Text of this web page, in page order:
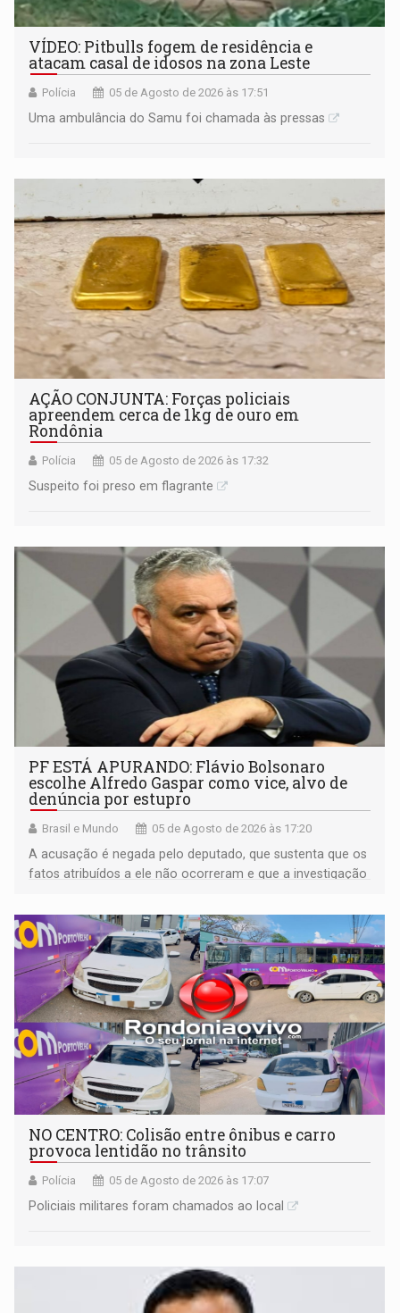
VÍDEO: Pitbulls fogem de residência e
atacam casal de idosos na zona Leste
Polícia 05 de Agosto de 2026 às 17:51
Uma ambulância do Samu foi chamada às pressas
AÇÃO CONJUNTA: Forças policiais
apreendem cerca de 1kg de ouro em
Rondônia
Polícia 05 de Agosto de 2026 às 17:32
Suspeito foi preso em flagrante
PF ESTÁ APURANDO: Flávio Bolsonaro
escolhe Alfredo Gaspar como vice, alvo de
denúncia por estupro
Brasil e Mundo 05 de Agosto de 2026 às 17:20
A acusação é negada pelo deputado, que sustenta que os
fatos atribuídos a ele não ocorreram e que a investigação
NO CENTRO: Colisão entre ônibus e carro
provoca lentidão no trânsito
Polícia 05 de Agosto de 2026 às 17:07
Policiais militares foram chamados ao local